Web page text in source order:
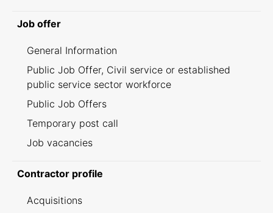
Job offer
General Information
Public Job Offer, Civil service or established
public service sector workforce
Public Job Offers
Temporary post call
Job vacancies
Contractor profile
Acquisitions